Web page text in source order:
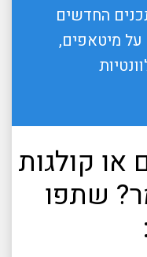
החדשים
על מיטאפים,
או קולגות
שתפו